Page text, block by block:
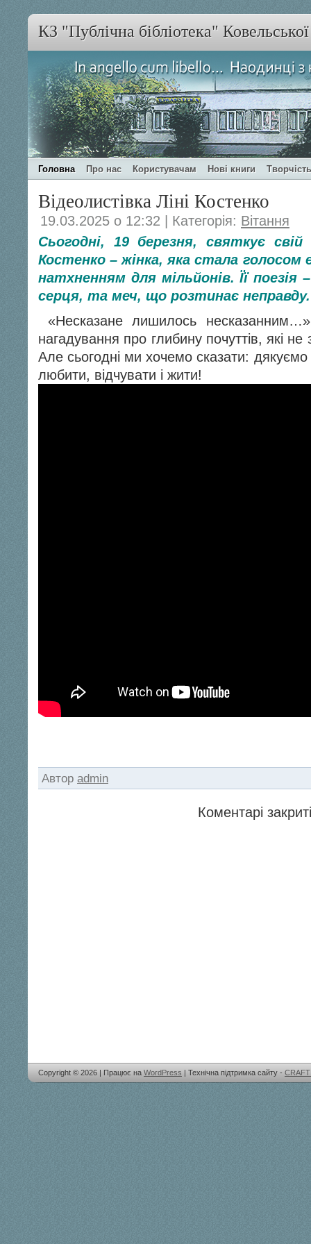
КЗ "Публічна бібліотека"
Головна Про нас Користувачам Нові книги
Відеолистівка Ліні Костенко
19.03.2025 о 12:32 | Категорія: Вітання
Сьогодні, 19 березня, святкує
Костенко – жінка, яка стала голосом
натхненням для мільйонів. Її поезія
серця, та меч, що розтинає неправду.
«Несказане лишилось
нагадування про глибину почуттів, які
Але сьогодні ми хочемо сказати:
любити, відчувати і жити!
Автор admin
Коментарі
Copyright © 2026 | Працює на WordPress | Технічна підтримка сайту -